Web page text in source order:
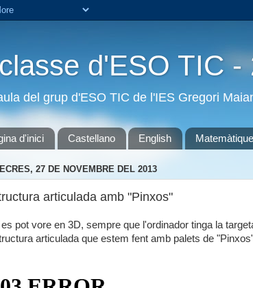
d'ESO TIC -
del grup d'ESO TIC de l'IES Gregori
d'inici Castellano English
27 DE NOVEMBRE DEL 2013
articulada amb "Pinxos"
pot vore en 3D, sempre que l'ordinador tinga la
articulada que estem fent amb palets de